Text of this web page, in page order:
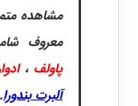
مشاهده
معروف
پاولف ،
آلبرت بندورا.